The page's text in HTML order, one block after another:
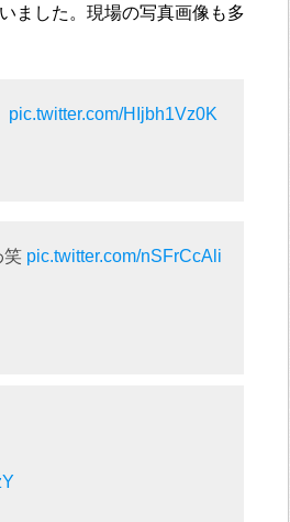
ました。現場の写真画像も多
pic.twitter.com/HIjbh1Vz0K
笑 pic.twitter.com/nSFrCcAli